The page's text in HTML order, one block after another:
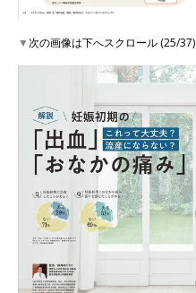
▼次の画像は下へスクロール (25/37)